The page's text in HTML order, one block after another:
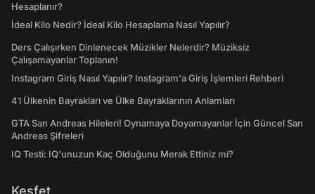
Hesaplanır?
İdeal Kilo Nedir? İdeal Kilo Hesaplama Nasıl Yapılır?
Ders Çalışırken Dinlenecek Müzikler Nelerdir? Müziksiz
Çalışamayanlar Toplanın!
Instagram Giriş Nasıl Yapılır? Instagram'a Giriş İşlemleri Rehberi
41 Ülkenin Bayrakları ve Ülke Bayraklarının Anlamları
GTA San Andreas Hileleri! Oynamaya Doyamayanlar İçin Güncel San
Andreas Şifreleri
IQ Testi: IQ'unuzun Kaç Olduğunu Merak Ettiniz mi?
Keşfet